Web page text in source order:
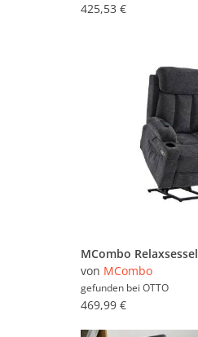
425,53 €
von MCombo
gefunden bei OTTO
469,99 €